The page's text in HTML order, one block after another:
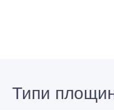
Типи